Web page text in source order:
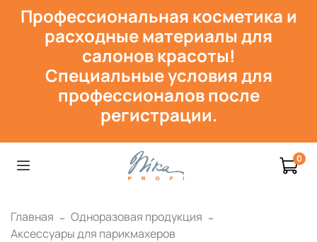
Профессиональная косметика и
расходные материалы для
салонов красоты!
Специальные условия для
профессионалов после
регистрации.
0
Главная
Одноразовая продукция
Аксессуары для парикмахеров